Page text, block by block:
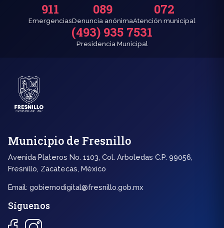
911
Emergencias
089
Denuncia anónima
072
Atención municipal
(493) 935 7531
Presidencia Municipal
Municipio de Fresnillo
Avenida Plateros No. 1103, Col. Arboledas C.P. 99056,
Fresnillo, Zacatecas, México
Email: gobiernodigital@fresnillo.gob.mx
Síguenos